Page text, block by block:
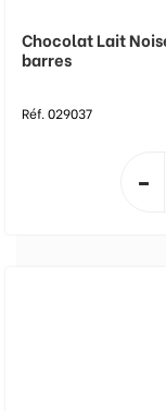
Chocolat Lait
barres
Réf. 029037